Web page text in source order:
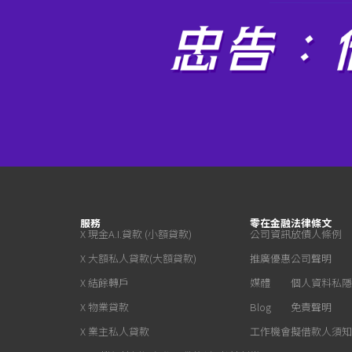
服務
X 現金A.I.貸款 (小額貸款)
X 大額私人貸款(大額貸款)
X 結餘轉戶
X 物業貸款
X 業主私人貸款
零在金融
公司資訊
推廣優惠
媒體
Blog
工作機會
法律條文
放債人條例
公司聲明
個人資料私
免責聲明
擬借款人須知